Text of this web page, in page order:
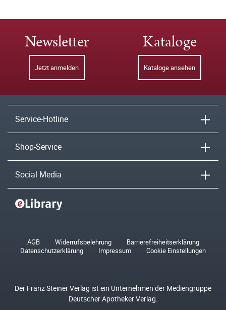
Newsletter
Jetzt anmelden
Kataloge
Kataloge ansehen
Service-Hotline
Shop-Service
Social Media
AGB Widerrufsbelehrung
Barrierefreiheitserklärung
Datenschutzerklärung
Impressum Cookie Einstellungen
Der Franz Steiner Verlag ist ein Unternehmen der Mediengruppe
Deutscher Apotheker Verlag.